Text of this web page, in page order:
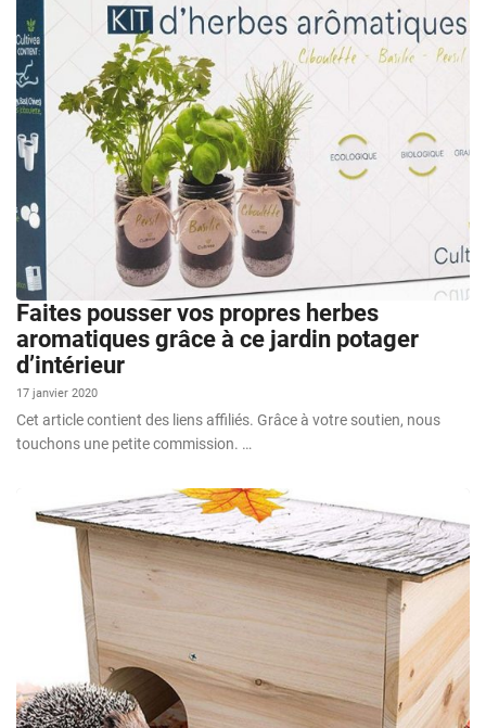
Faites pousser vos propres herbes
aromatiques grâce à ce jardin potager
d’intérieur
17 janvier 2020
Cet article contient des liens affiliés. Grâce à votre soutien, nous
touchons une petite commission. …